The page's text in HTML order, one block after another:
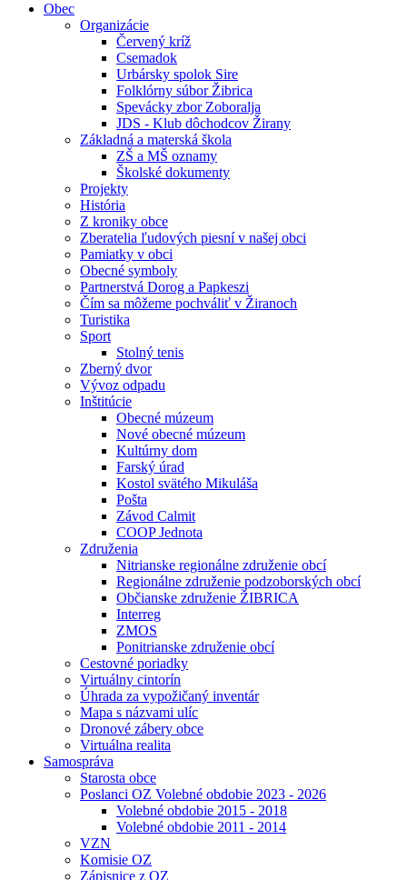
Obec
Organizácie
Červený kríž
Csemadok
Urbársky spolok Sire
Folklórny súbor Žibrica
Spevácky zbor Zoboralja
JDS - Klub dôchodcov Žirany
Základná a materská škola
ZŠ a MŠ oznamy
Školské dokumenty
Projekty
História
Z kroniky obce
Zberatelia ľudových piesní v našej obci
Pamiatky v obci
Obecné symboly
Partnerstvá Dorog a Papkeszi
Čím sa môžeme pochváliť v Žiranoch
Turistika
Sport
Stolný tenis
Zberný dvor
Vývoz odpadu
Inštitúcie
Obecné múzeum
Nové obecné múzeum
Kultúrny dom
Farský úrad
Kostol svätého Mikuláša
Pošta
Závod Calmit
COOP Jednota
Združenia
Nitrianske regionálne združenie obcí
Regionálne združenie podzoborských obcí
Občianske združenie ŽIBRICA
Interreg
ZMOS
Ponitrianske združenie obcí
Cestovné poriadky
Virtuálny cintorín
Úhrada za vypožičaný inventár
Mapa s názvami ulíc
Dronové zábery obce
Virtuálna realita
Samospráva
Starosta obce
Poslanci OZ Volebné obdobie 2023 - 2026
Volebné obdobie 2015 - 2018
Volebné obdobie 2011 - 2014
VZN
Komisie OZ
Zápisnice z OZ